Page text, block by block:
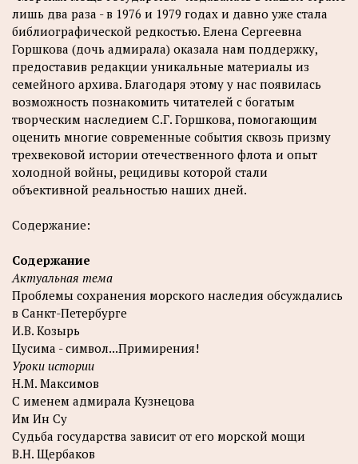
лишь два раза - в 1976 и 1979 годах и давно уже стала
библиографической редкостью. Елена Сергеевна
Горшкова (дочь адмирала) оказала нам поддержку,
предоставив редакции уникальные материалы из
семейного архива. Благодаря этому у нас появилась
возможность познакомить читателей с богатым
творческим наследием С.Г. Горшкова, помогающим
оценить многие современные события сквозь призму
трехвековой истории отечественного флота и опыт
холодной войны, рецидивы которой стали
объективной реальностью наших дней.
Содержание:
Содержание
Актуальная тема
Проблемы сохранения морского наследия обсуждались
в Санкт-Петербурге
И.В. Козырь
Цусима - символ...Примирения!
Уроки истории
Н.М. Максимов
С именем адмирала Кузнецова
Им Ин Су
Судьба государства зависит от его морской мощи
В.Н. Щербаков